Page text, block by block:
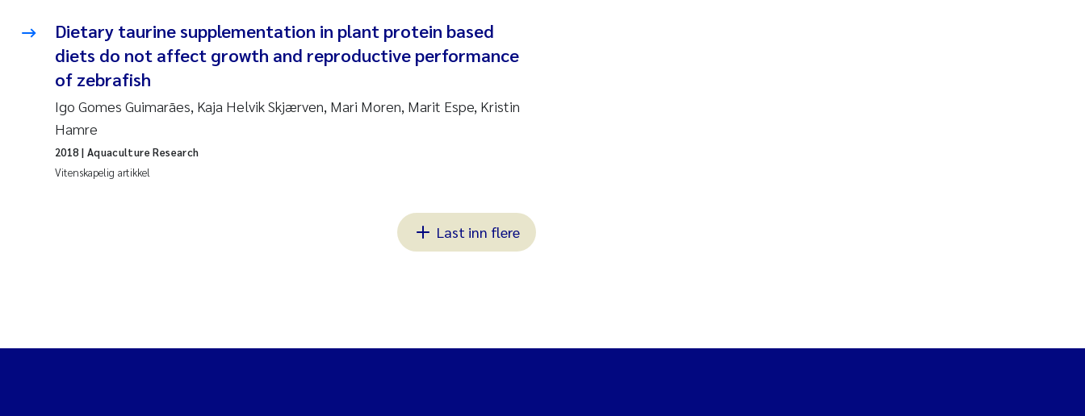
Dietary taurine supplementation in plant protein based
diets do not affect growth and reproductive performance
of zebrafish
Igo Gomes Guimarães, Kaja Helvik Skjærven, Mari Moren, Marit Espe, Kristin
Hamre
Vitenskapelig artikkel
2018 | Aquaculture Research
Last inn flere